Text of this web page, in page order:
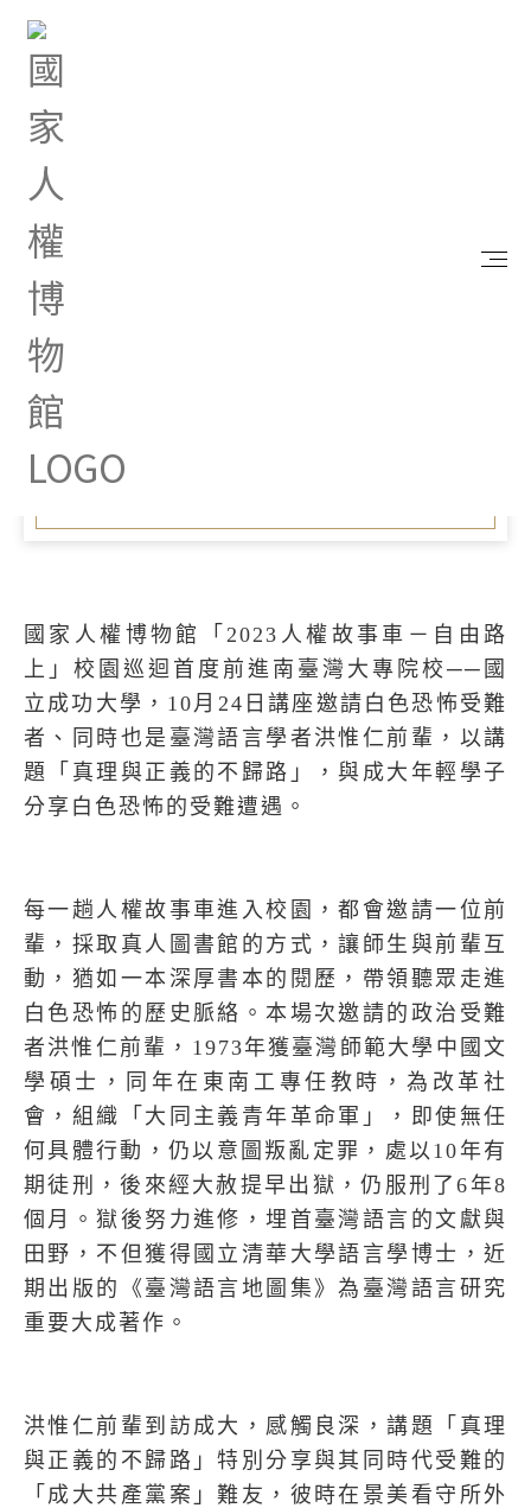
首頁
暢談臺南白色恐怖故事
Oct 24, 2023 |
上 前進國立成功大學 暢
談臺南白色恐怖故事
國家人權博物館「2023 人權故事車－自由路
上」校園巡迴首度前進南臺灣大專院校──國
立成功大學， 10月 24 日講座邀請白色恐怖受難
者、同時也是臺灣語言學者洪惟仁前輩，以講
題「真理與正義的不歸路」，與成大年輕學子
分享白色恐怖的受難遭遇。
每一趟人權故事車進入校園，都會邀請一位前
輩，採取真人圖書館的方式，讓師生與前輩互
動，猶如一本深厚書本的閱歷，帶領聽眾走進
白色恐怖的歷史脈絡。本場次邀請的政治受難
者洪惟仁前輩， 1973年獲臺灣師範大學中國文
學碩士，同年在東南工專任教時，為改革社
會，組織「大同主義青年革命軍」，即使無任
何具體行動，仍以意圖叛亂定罪，處以 10年有
期徒刑，後來經大赦提早出獄，仍服刑了6年8
個月。獄後努力進修，埋首臺灣語言的文獻與
田野，不但獲得國立清華大學語言學博士，近
期出版的《臺灣語言地圖集》為臺灣語言研究
重要大成著作。
洪惟仁前輩到訪成大，感觸良深，講題「真理
與正義的不歸路」特別分享與其同時代受難的
「成大共產黨案」難友，彼時在景美看守所外